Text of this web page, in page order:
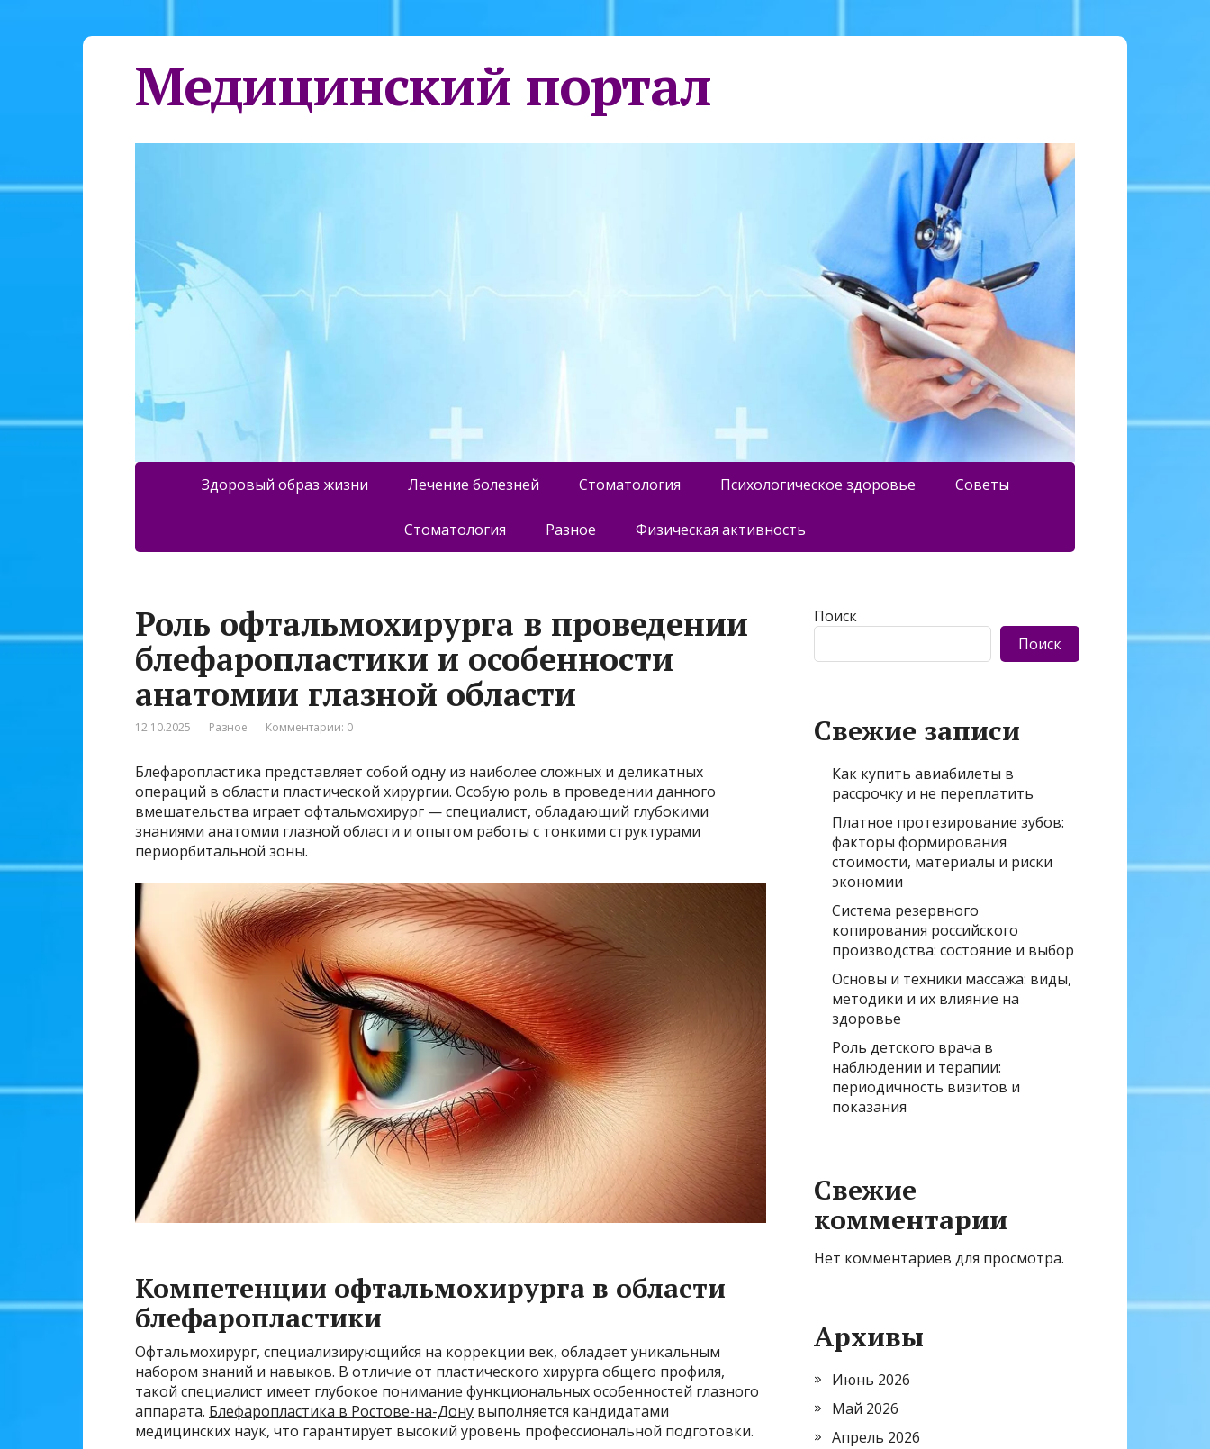
Медицинский портал
Здоровый образ жизни Лечение болезней Стоматология Психологическое здоровье Советы
Стоматология Разное Физическая активность
Роль офтальмохирурга в проведении
блефаропластики и особенности
анатомии глазной области
12.10.2025 Разное Комментарии: 0
Блефаропластика представляет собой одну из наиболее сложных и деликатных
операций в области пластической хирургии. Особую роль в проведении данного
вмешательства играет офтальмохирург — специалист, обладающий глубокими
знаниями анатомии глазной области и опытом работы с тонкими структурами
периорбитальной зоны.
Компетенции офтальмохирурга в области
блефаропластики
Офтальмохирург, специализирующийся на коррекции век, обладает уникальным
набором знаний и навыков. В отличие от пластического хирурга общего профиля,
такой специалист имеет глубокое понимание функциональных особенностей глазного
аппарата. Блефаропластика в Ростове-на-Дону выполняется кандидатами
медицинских наук, что гарантирует высокий уровень профессиональной подготовки.
Поиск
Поиск
Свежие записи
Как купить авиабилеты в
рассрочку и не переплатить
Платное протезирование зубов:
факторы формирования
стоимости, материалы и риски
экономии
Система резервного
копирования российского
производства: состояние и выбор
Основы и техники массажа: виды,
методики и их влияние на
здоровье
Роль детского врача в
наблюдении и терапии:
периодичность визитов и
показания
Свежие
комментарии
Нет комментариев для просмотра.
Архивы
Июнь 2026
Май 2026
Апрель 2026